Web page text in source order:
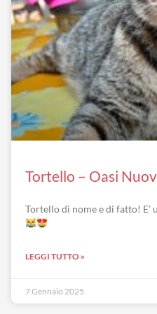
Tortello – Oasi
Tortello di nome e di fatto! E’
LEGGI TUTTO »
7 Gennaio 2025